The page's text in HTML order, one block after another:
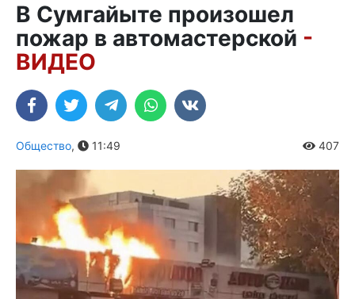
В Сумгайыте произошел
пожар в автомастерской -
ВИДЕО
Общество, 11:49 407